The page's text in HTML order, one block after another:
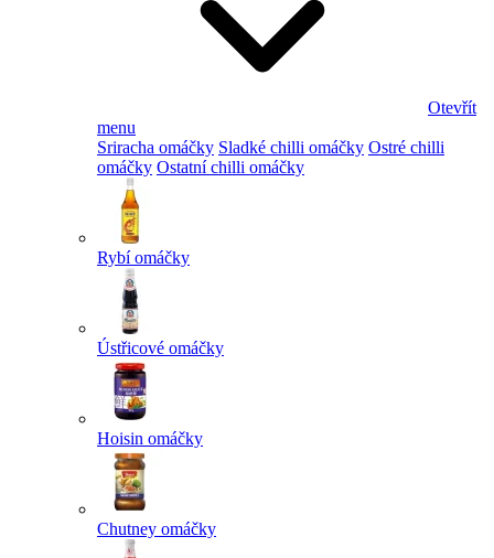
Otevřít
menu
Sriracha omáčky Sladké chilli omáčky Ostré chilli
omáčky Ostatní chilli omáčky
Rybí omáčky
Ústřicové omáčky
Hoisin omáčky
Chutney omáčky